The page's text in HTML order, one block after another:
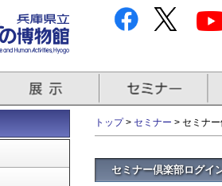
トップ> セミナー > セミナ
セミナー倶楽部ログイ